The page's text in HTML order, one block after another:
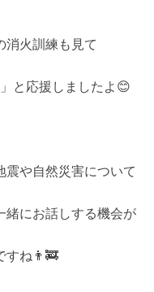
消火訓練も見て
」と応援しましたよ😊
震や自然災害について
緒にお話しする機会が
すね👨‍🚒